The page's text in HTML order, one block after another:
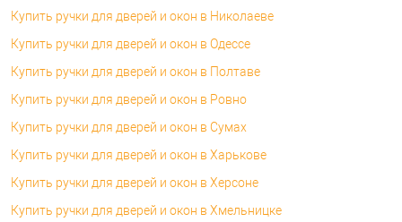
Купить ручки для дверей и окон в Николаеве
Купить ручки для дверей и окон в Одессе
Купить ручки для дверей и окон в Полтаве
Купить ручки для дверей и окон в Ровно
Купить ручки для дверей и окон в Сумах
Купить ручки для дверей и окон в Харькове
Купить ручки для дверей и окон в Херсоне
Купить ручки для дверей и окон в Хмельницке